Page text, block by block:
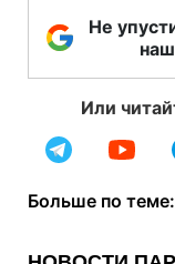
Не
Или
Больше по теме: